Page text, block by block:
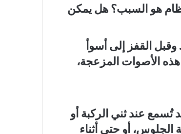
هو السبب؟ هل يمكن
القفز إلى أسوأ
الأصوات المزعجة،
عند ثني الركبة أو
أو حتى أثناء